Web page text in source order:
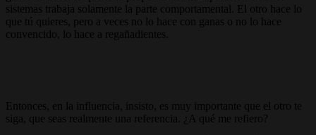
sistemas trabaja solamente la parte comportamental. El otro hace lo
que tú quieres, pero a veces no lo hace con ganas o no lo hace
convencido, lo hace a regañadientes.
Entonces, en la influencia, insisto, es muy importante que el otro te
siga, que seas realmente una referencia. ¿A qué me refiero?